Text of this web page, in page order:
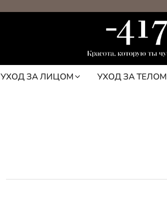
УХОД ЗА ЛИЦОМ УХОД ЗА ТЕЛОМ